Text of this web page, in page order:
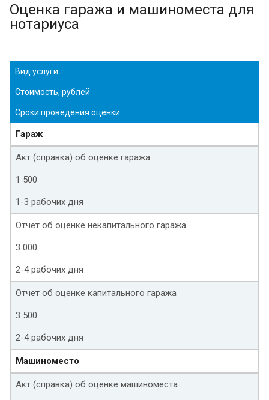
Оценка гаража и машиноместа для
нотариуса
Вид услуги
Стоимость, рублей
Сроки проведения оценки
Гараж
Акт (справка) об оценке гаража
1 500
1-3 рабочих дня
Отчет об оценке некапитального гаража
3 000
2-4 рабочих дня
Отчет об оценке капитального гаража
3 500
2-4 рабочих дня
Машиноместо
Акт (справка) об оценке машиноместа